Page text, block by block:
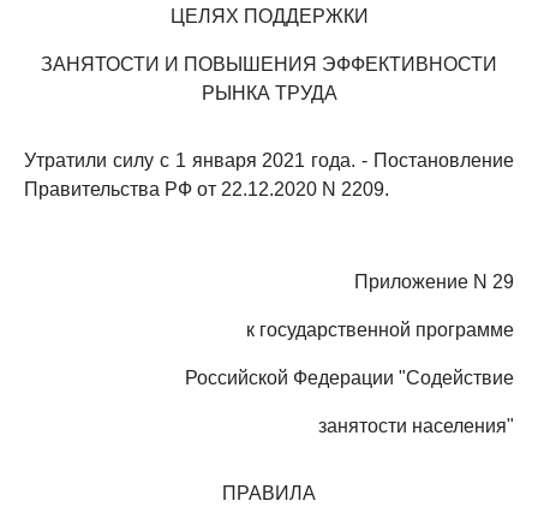
ЦЕЛЯХ ПОДДЕРЖКИ
ЗАНЯТОСТИ И ПОВЫШЕНИЯ ЭФФЕКТИВНОСТИ
РЫНКА ТРУДА
Утратили силу с 1 января 2021 года. - Постановление
Правительства РФ от 22.12.2020 N 2209.
Приложение N 29
к государственной программе
Российской Федерации "Содействие
занятости населения"
ПРАВИЛА